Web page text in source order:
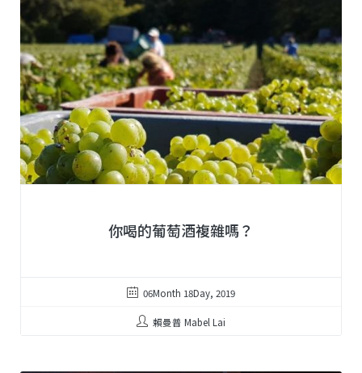
你喝的葡萄酒複雜嗎？
06Month 18Day, 2019
賴曼普 Mabel Lai